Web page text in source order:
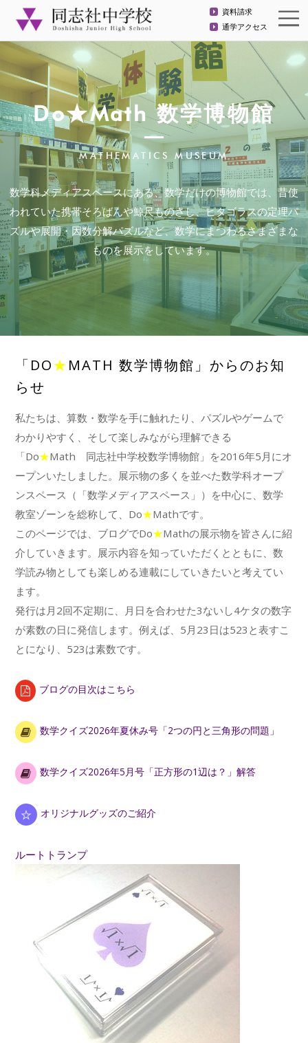
資料請求
通学アクセス
Do★Math 数学博物館
MATHEMATICS MUSEUM
数学科メディアスペースにある、数学だけの博物館では、昔使
われていた携帯そろばんや鯨尺ものさし、ピタゴラスの定理パ
ズルや展開・因数分解パズルなど、数学にまつわるさまざまな
ものを展示をしています。
「DO★MATH 数学博物館」からのお知
らせ
私たちは、算数・数学を手に触れたり、パズルやゲームで
わかりやすく、そして楽しみながら理解できる
「Do★Math 同志社中学校数学博物館」を2016年5月にオ
ープンいたしました。展示物の多くを並べた数学科オープ
ンスペース（「数学メディアスペース」）を中心に、数学
教室ゾーンを総称して、Do★Mathです。
このページでは、ブログでDo★Mathの展示物を皆さんに紹
介していきます。展示内容を知っていただくとともに、数
学読み物としても楽しめる連載にしていきたいと考えてい
ます。
発行は月2回不定期に、月日を合わせた3ないし4ケタの数字
が素数の日に発信します。例えば、5月23日は523と表すこ
とになり、523は素数です。
ブログの目次はこちら
数学クイズ2026年夏休み号「2つの円と三角形の問題」
数学クイズ2026年5月号「正方形の1辺は？」解答
オリジナルグッズのご紹介
ルートトランプ